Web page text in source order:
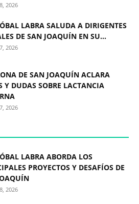
2026
LABRA SALUDA A DIRIGENTES
DE SAN JOAQUÍN EN SU...
2026
DE SAN JOAQUÍN ACLARA
Y DUDAS SOBRE LACTANCIA
2026
LABRA ABORDA LOS
PROYECTOS Y DESAFÍOS DE
2026